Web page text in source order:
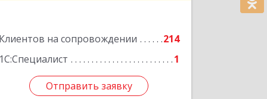
Клиентов на сопровождении
214
1С:Специалист
1
Отправить заявку
Отправить заявку